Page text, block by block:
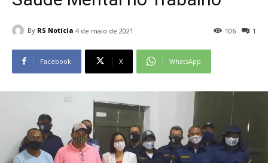
By RS Notícia 4 de maio de 2021 1
106
Facebook X WhatsApp